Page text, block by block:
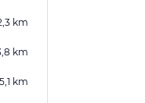
km
km
5,1 km